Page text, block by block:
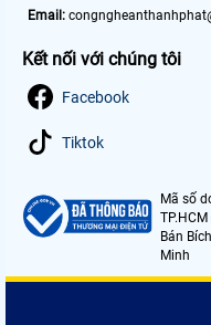
Email:
Kết nối với chúng tôi
Facebook
Tiktok
Mã số
Bán
Minh